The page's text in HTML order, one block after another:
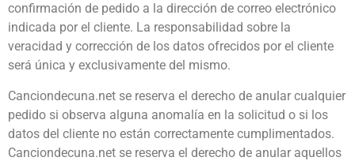
confirmación de pedido a la dirección de correo electrónico
indicada por el cliente. La responsabilidad sobre la
veracidad y corrección de los datos ofrecidos por el cliente
será única y exclusivamente del mismo.
Canciondecuna.net se reserva el derecho de anular cualquier
pedido si observa alguna anomalía en la solicitud o si los
datos del cliente no están correctamente cumplimentados.
Canciondecuna.net se reserva el derecho de anular aquellos